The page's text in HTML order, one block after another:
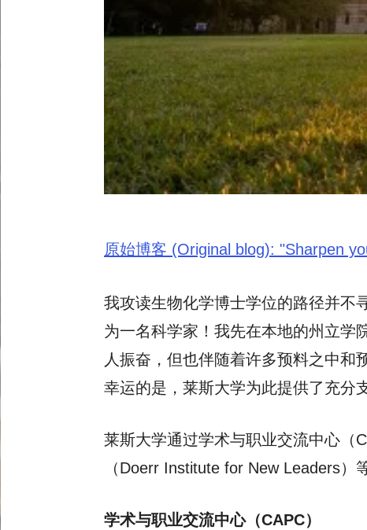
原始博客 (Original blog): "Sharpen
我攻读生物化学博士学位的路径并不
为一名科学家！我先在本地的州立学
人振奋，但也伴随着许多预料之中和
幸运的是，莱斯大学为此提供了充分
莱斯大学通过学术与职业交流中心（
（Doerr Institute for New Leaders）
学术与职业交流中心（CAPC）